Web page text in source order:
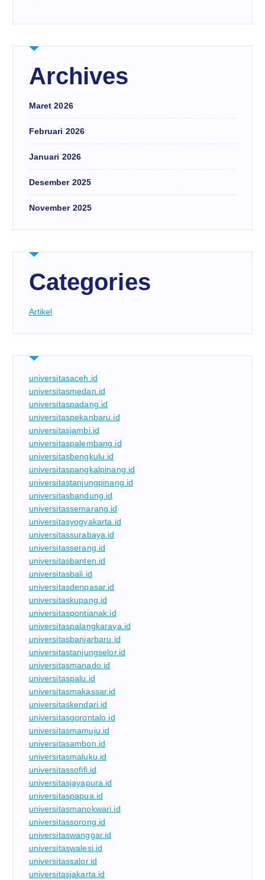
Archives
Maret 2026
Februari 2026
Januari 2026
Desember 2025
November 2025
Categories
Artikel
universitasaceh.id
universitasmedan.id
universitaspadang.id
universitaspekanbaru.id
universitasjambi.id
universitaspalembang.id
universitasbengkulu.id
universitaspangkalpinang.id
universitastanjungpinang.id
universitasbandung.id
universitassemarang.id
universitasyogyakarta.id
universitassurabaya.id
universitasserang.id
universitasbanten.id
universitasbali.id
universitasdenpasar.id
universitaskupang.id
universitaspontianak.id
universitaspalangkaraya.id
universitasbanjarbaru.id
universitastanjungselor.id
universitasmanado.id
universitaspalu.id
universitasmakassar.id
universitaskendari.id
universitasgorontalo.id
universitasmamuju.id
universitasambon.id
universitasmaluku.id
universitassofifi.id
universitasjayapura.id
universitaspapua.id
universitasmanokwari.id
universitassorong.id
universitaswanggar.id
universitaswalesi.id
universitassalor.id
universitasjakarta.id